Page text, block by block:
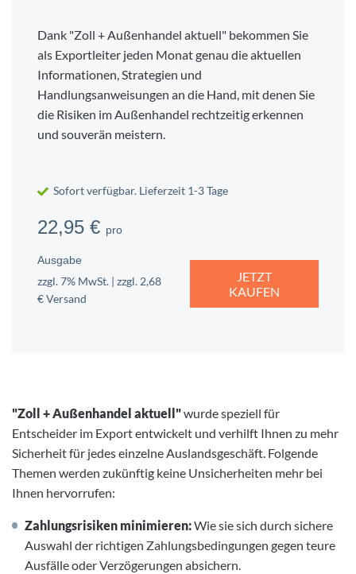
Dank "Zoll + Außenhandel aktuell" bekommen Sie
als Exportleiter jeden Monat genau die aktuellen
Informationen, Strategien und
Handlungsanweisungen an die Hand, mit denen Sie
die Risiken im Außenhandel rechtzeitig erkennen
und souverän meistern.
Sofort verfügbar. Lieferzeit 1-3 Tage
22,95 € pro
Ausgabe
zzgl. 7% MwSt. | zzgl. 2,68
€ Versand
JETZT
KAUFEN
"Zoll + Außenhandel aktuell"wurde speziell für
Entscheider im Export entwickelt und verhilft Ihnen zu mehr
Sicherheit für jedes einzelne Auslandsgeschäft. Folgende
Themen werden zukünftig keine Unsicherheiten mehr bei
Ihnen hervorrufen:
Zahlungsrisiken minimieren:Wie sie sich durch sichere
Auswahl der richtigen Zahlungsbedingungen gegen teure
Ausfälle oder Verzögerungen absichern.